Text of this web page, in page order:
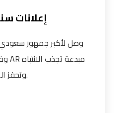
إعلانات
وصل لأكبر جمهور
وتحفز الشراء.